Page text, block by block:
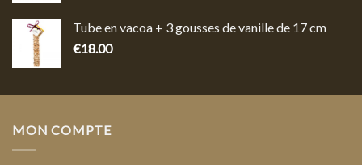
Tube en vacoa + 3 gousses de vanille de 17 cm
€18.00
MON COMPTE